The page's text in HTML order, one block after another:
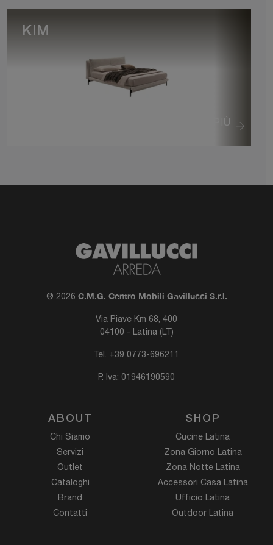
VEDI DI PIÙ
KIM
® 2026 C.M.G. Centro Mobili Gavillucci S.r.l.
Via Piave Km 68, 400
04100 - Latina (LT)
Tel. +39 0773-696211
P. Iva: 01946190590
ABOUT
Chi Siamo
Servizi
Outlet
Cataloghi
Brand
Contatti
SHOP
Cucine Latina
Zona Giorno Latina
Zona Notte Latina
Accessori Casa Latina
Ufficio Latina
Outdoor Latina